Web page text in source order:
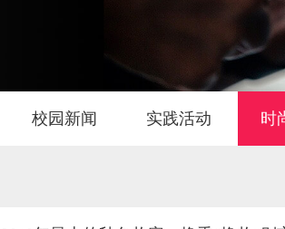
校园新闻 实践活动 时